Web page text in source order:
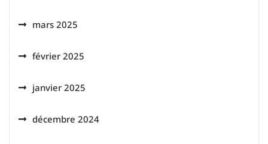
mars 2025
février 2025
janvier 2025
décembre 2024